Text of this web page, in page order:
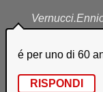
é per uno di 60
RISPONDI